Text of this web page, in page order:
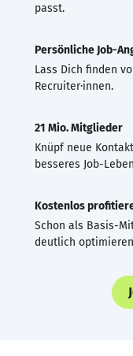
passt.
Persönliche Job-
Lass Dich finden
Recruiter·innen.
21 Mio. Mitglieder
Knüpf neue
besseres Job-
Kostenlos
Schon als Basis-
deutlich